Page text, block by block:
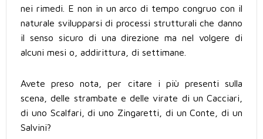
nei rimedi. E non in un arco di tempo congruo con il
naturale svilupparsi di processi strutturali che danno
il senso sicuro di una direzione ma nel volgere di
alcuni mesi o, addirittura, di settimane.
Avete preso nota, per citare i più presenti sulla
scena, delle strambate e delle virate di un Cacciari,
di uno Scalfari, di uno Zingaretti, di un Conte, di un
Salvini?